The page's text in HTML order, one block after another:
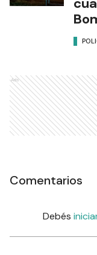
Ads
Comentarios
Debés